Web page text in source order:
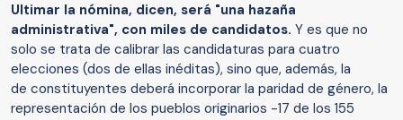
Ultimar la nómina, dicen, será "una hazaña
administrativa", con miles de candidatos. Y es que no
solo se trata de calibrar las candidaturas para cuatro
elecciones (dos de ellas inéditas), sino que, además, la
de constituyentes deberá incorporar la paridad de género, la
representación de los pueblos originarios -17 de los 155